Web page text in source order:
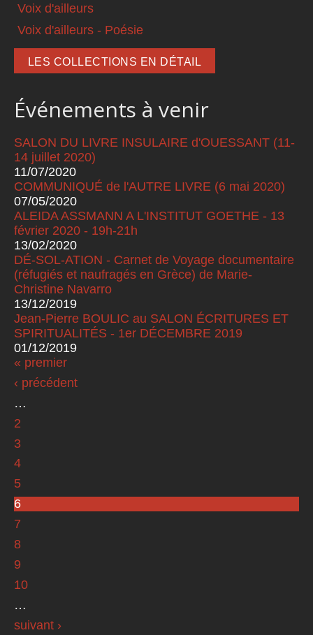
Voix d'ailleurs
Voix d'ailleurs - Poésie
LES COLLECTIONS EN DÉTAIL
Événements à venir
SALON DU LIVRE INSULAIRE d'OUESSANT (11-
14 juillet 2020)
11/07/2020
COMMUNIQUÉ de l'AUTRE LIVRE (6 mai 2020)
07/05/2020
ALEIDA ASSMANN A L'INSTITUT GOETHE - 13
février 2020 - 19h-21h
13/02/2020
DÉ-SOL-ATION - Carnet de Voyage documentaire
(réfugiés et naufragés en Grèce) de Marie-
Christine Navarro
13/12/2019
Jean-Pierre BOULIC au SALON ÉCRITURES ET
SPIRITUALITÉS - 1er DÉCEMBRE 2019
01/12/2019
Pages
« premier
‹ précédent
…
2
3
4
5
6
7
8
9
10
…
suivant ›